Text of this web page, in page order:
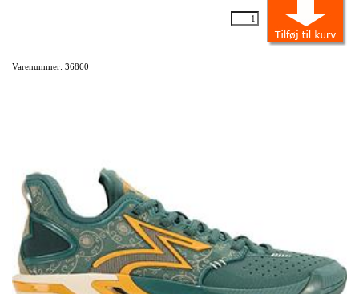
Varenummer: 36860